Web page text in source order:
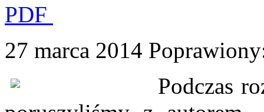
PDF
27 marca 2014
Podczas